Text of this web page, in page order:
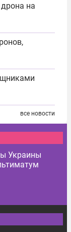
на
все новости
Украины